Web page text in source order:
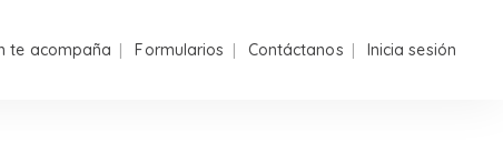
te acompaña Formularios Contáctanos Inicia sesión